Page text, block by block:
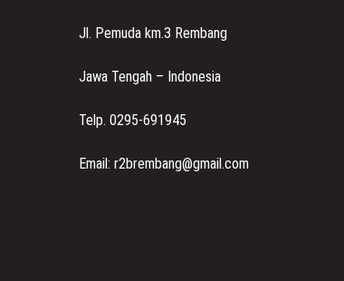
Jl. Pemuda km.3 Rembang
Jawa Tengah – Indonesia
Telp. 0295-691945
Email: r2brembang@gmail.com